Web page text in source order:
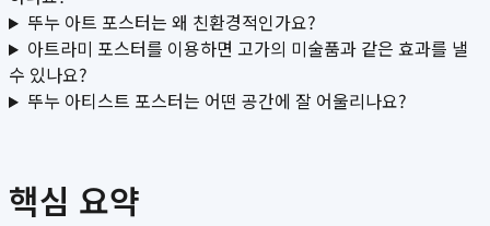
뚜누 아트 포스터는 왜 친환경적인가요?
아트라미 포스터를 이용하면 고가의 미술품과 같은 효과를 낼
수 있나요?
뚜누 아티스트 포스터는 어떤 공간에 잘 어울리나요?
핵심 요약